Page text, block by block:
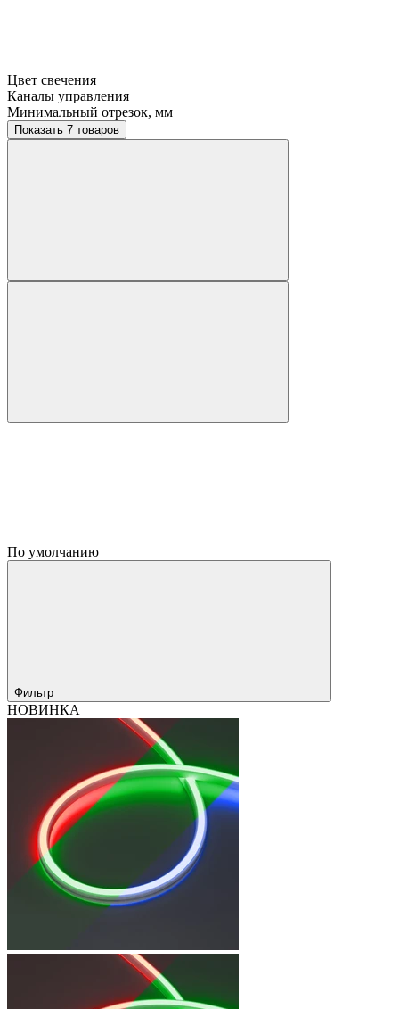
Цвет свечения
Каналы управления
Минимальный отрезок, мм
Показать 7 товаров
По умолчанию
Фильтр
НОВИНКА